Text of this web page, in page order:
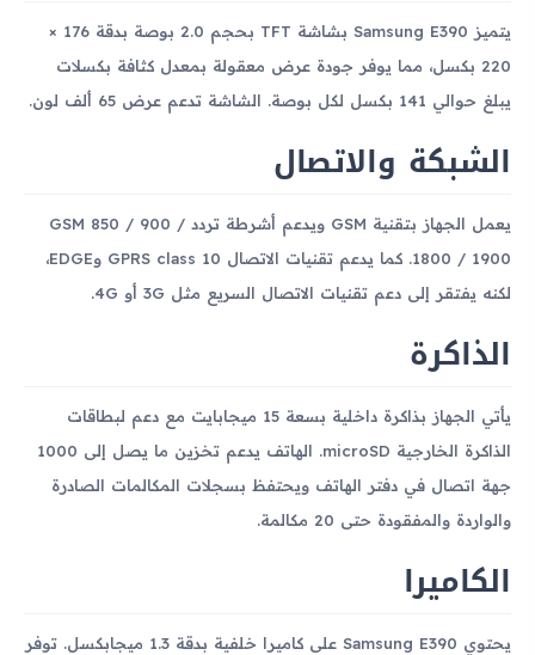
يتميز Samsung E390 بشاشة TFT بحجم 2.0 بوصة بدقة 176 ×
220 بكسل، مما يوفر جودة عرض معقولة بمعدل كثافة بكسلات
يبلغ حوالي 141 بكسل لكل بوصة. الشاشة تدعم عرض 65 ألف لون.
الشبكة والاتصال
يعمل الجهاز بتقنية GSM ويدعم أشرطة تردد GSM 850 / 900 /
1800 / 1900. كما يدعم تقنيات الاتصال GPRS class 10 وEDGE،
لكنه يفتقر إلى دعم تقنيات الاتصال السريع مثل 3G أو 4G.
الذاكرة
يأتي الجهاز بذاكرة داخلية بسعة 15 ميجابايت مع دعم لبطاقات
الذاكرة الخارجية microSD. الهاتف يدعم تخزين ما يصل إلى 1000
جهة اتصال في دفتر الهاتف ويحتفظ بسجلات المكالمات الصادرة
والواردة والمفقودة حتى 20 مكالمة.
الكاميرا
يحتوي Samsung E390 على كاميرا خلفية بدقة 1.3 ميجابكسل. توفر